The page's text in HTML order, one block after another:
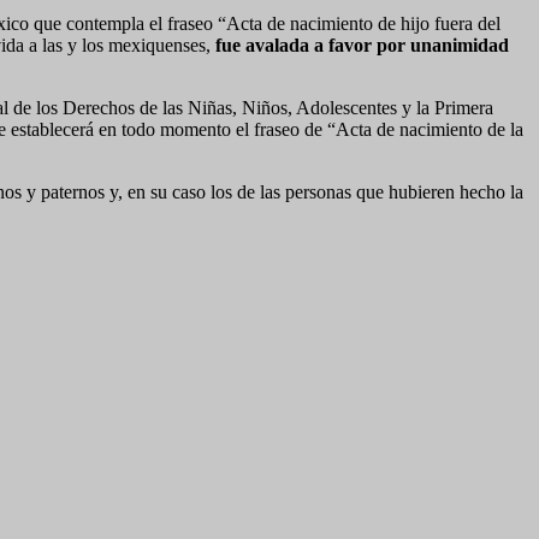
que contempla el fraseo “Acta de nacimiento de hijo fuera del
a las y los mexiquenses, fue avalada a favor por unanimidad
los Derechos de las Niñas, Niños, Adolescentes y la Primera
en todo momento el fraseo de “Acta de nacimiento de la
y paternos y, en su caso los de las personas que hubieren hecho la